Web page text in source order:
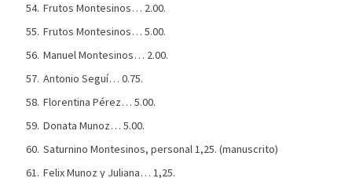
Frutos Montesinos… 2.00.
Frutos Montesinos… 5.00.
Manuel Montesinos… 2.00.
Antonio Seguí… 0.75.
Florentina Pérez… 5.00.
Donata Munoz… 5.00.
Saturnino Montesinos, personal 1,25. (manuscrito)
Felix Munoz y Juliana… 1,25.